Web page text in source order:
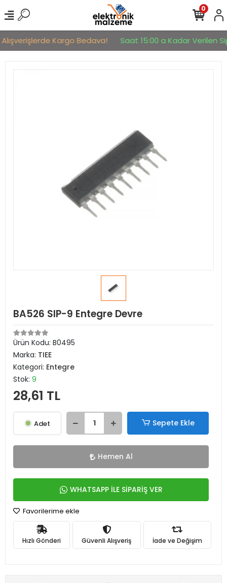
Kargo Bedava! Saat 15:00 a Kadar Verilen
0
BA526 SIP-9 Entegre Devre
Ürün Kodu: B0495
Marka: TIEE
Kategori: Entegre
Stok: 9
28,61 TL
Adet Sepete Ekle
Hemen Al
WHATSAPP İLE SİPARİŞ VER
Favorilerime ekle
Hızlı Gönderi Güvenli Alışveriş İade ve Değişim